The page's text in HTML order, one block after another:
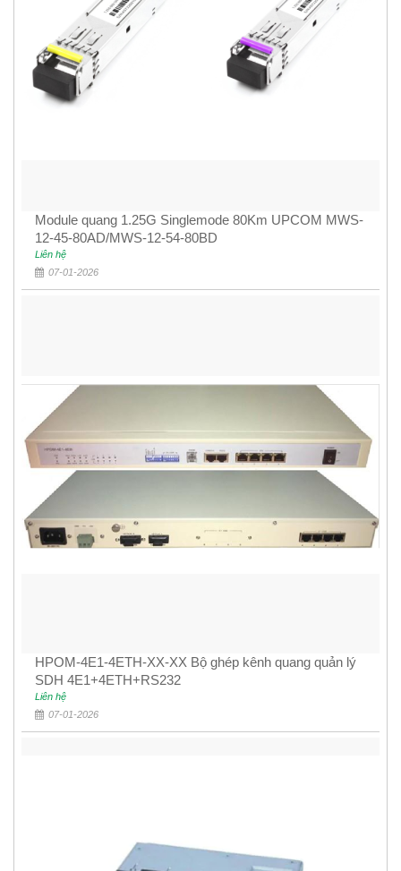
Module quang 1.25G Singlemode 80Km UPCOM MWS-
12-45-80AD/MWS-12-54-80BD
Liên hệ
07-01-2026
HPOM-4E1-4ETH-XX-XX Bộ ghép kênh quang quản lý
SDH 4E1+4ETH+RS232
Liên hệ
07-01-2026